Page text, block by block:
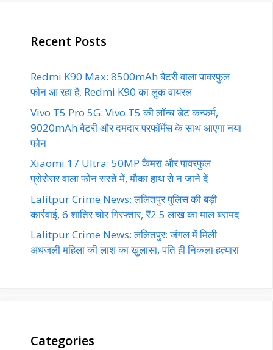
Recent Posts
Redmi K90 Max: 8500mAh बैटरी वाला पावरफुल
फोन आ रहा है, Redmi K90 का लुक वायरल
Vivo T5 Pro 5G: Vivo T5 की लॉन्च डेट कन्फर्म,
9020mAh बैटरी और दमदार परफॉर्मेंस के साथ आएगा नया
फोन
Xiaomi 17 Ultra: 50MP कैमरा और पावरफुल
प्रोसेसर वाला फोन सस्ते में, मौका हाथ से न जाने दें
Lalitpur Crime News: ललितपुर पुलिस की बड़ी
कार्रवाई, 6 शातिर चोर गिरफ्तार, ₹2.5 लाख का माल बरामद
Lalitpur Crime News: ललितपुर: जंगल में मिली
अधजली महिला की लाश का खुलासा, पति ही निकला हत्यारा
Categories